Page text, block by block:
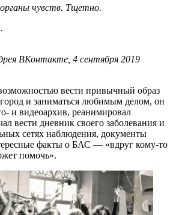
чувств. Тщетно.
ВКонтакте, 4 сентября 2019
вести привычный образ
и заниматься любимым делом, он
и видеоархив, реанимировал
вести дневник своего заболевания и
сетях наблюдения, документы
факты о БАС — «вдруг кому-то
помочь».